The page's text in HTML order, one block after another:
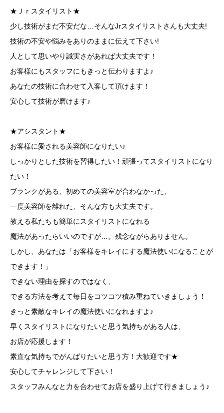
★Ｊｒスタイリスト★
少し技術がまだ不安だな…そんなJrスタイリストさんも大丈夫!
技術の不安や悩みをありのままに伝えて下さい!
人として思いやり誠実さがあれば大丈夫です！
お客様にもスタッフにもきっと伝わりますよ♪
あなたの技術に合わせて入客して頂けます！
安心して技術が磨けます♪
★アシスタント★
お客様に愛される美容師になりたい♪
しっかりとした技術を習得したい！頑張ってスタイリストになり
たい！
ブランクがある、初めての美容室が合わなかった、
一度美容師を離れた、そんな方も大丈夫です。
教える私たちも簡単にスタイリストになれる
魔法があったらいいのですが…。残念ながらありません。
しかし、あなたは「お客様をキレイにする魔法使いになることが
できます！」
できない理由を探すのではなく、
できる方法を考えて毎日をコツコツ積み重ねていきましょう！
きっと素敵なキレイの魔法使いになれますよ♪
早くスタイリストになりたいと思う気持ちがある人は、
お店が応援します！
素直な気持ちでがんばりたいと思う方！大歓迎です★
安心してチャレンジして下さい！
スタッフみんなと力を合わせてお店を盛り上げて行きましょう♪